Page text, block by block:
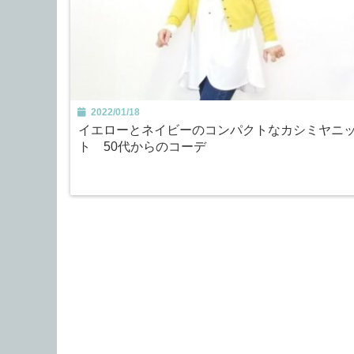
2022/01/18
イエローとネイビーのコンパクトなカシミヤニ
ト 50代からのコーデ